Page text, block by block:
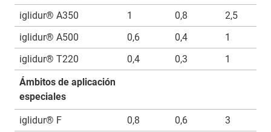
iglidur® A350
1 0,8
2,5
iglidur® A500
0,6 0,4
1
iglidur® T220
0,4 0,3
1
Ámbitos de aplicación
especiales
iglidur® F 0,8 0,6
3